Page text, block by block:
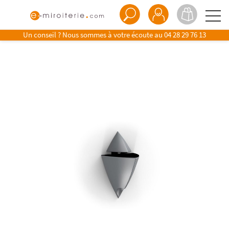
Un conseil ? Nous sommes à votre écoute au 04 28 29 76 13